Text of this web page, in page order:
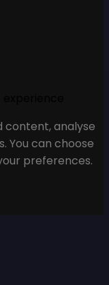
content, analyse
You can choose
preferences.